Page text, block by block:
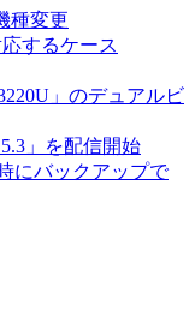
種変更
するケース
」のデュアルビ
」を配信開始
にバックアップで